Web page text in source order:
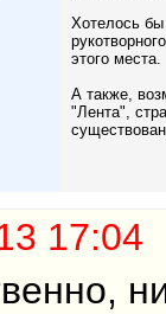
Хотелось бы
этого места.
А также,
"Лента",